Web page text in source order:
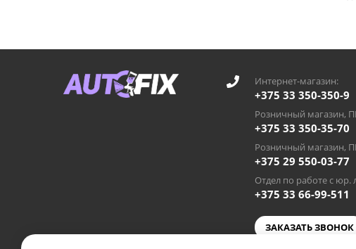
Интернет-магазин:
+375 33 350-350-9
Розничный магазин,
+375 33 350-35-70
Розничный магазин,
+375 29 550-03-77
Отдел по работе с юр.
+375 33 66-99-511
ЗАКАЗАТЬ ЗВОНОК